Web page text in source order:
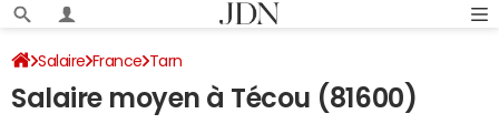
Salaire France Tarn
Salaire moyen à Técou (81600)